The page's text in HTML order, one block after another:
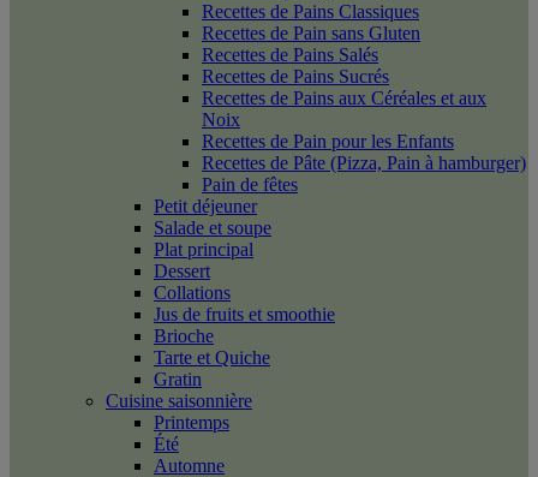
Recettes de Pains Classiques
Recettes de Pain sans Gluten
Recettes de Pains Salés
Recettes de Pains Sucrés
Recettes de Pains aux Céréales et aux
Noix
Recettes de Pain pour les Enfants
Recettes de Pâte (Pizza, Pain à hamburger)
Pain de fêtes
Petit déjeuner
Salade et soupe
Plat principal
Dessert
Collations
Jus de fruits et smoothie
Brioche
Tarte et Quiche
Gratin
Cuisine saisonnière
Printemps
Été
Automne